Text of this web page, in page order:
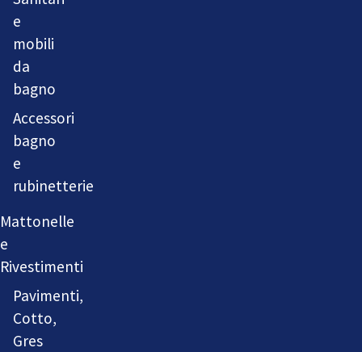
e
mobili
da
bagno
Accessori
bagno
e
rubinetterie
Mattonelle
e
Rivestimenti
Pavimenti,
Cotto,
Gres